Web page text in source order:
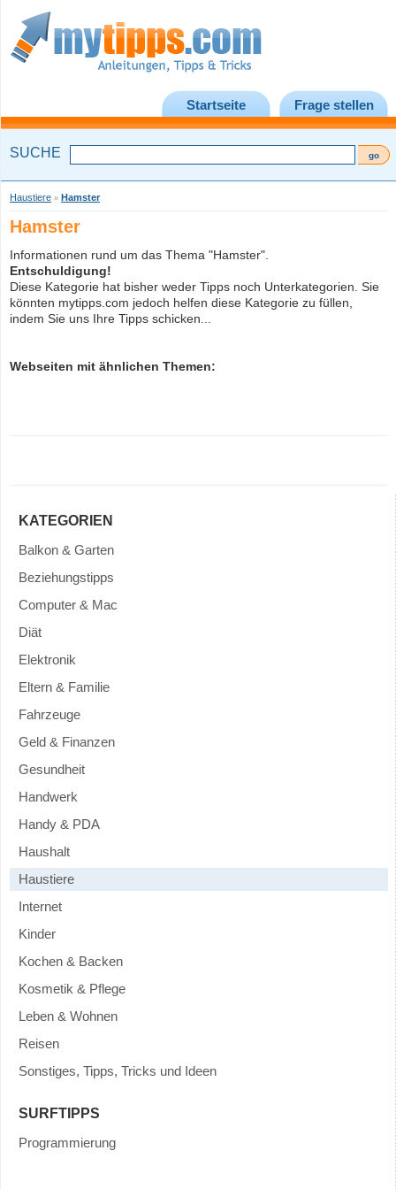
Startseite Frage stellen
SUCHE
Haustiere » Hamster
Hamster
Informationen rund um das Thema "Hamster".
Entschuldigung!
Diese Kategorie hat bisher weder Tipps noch Unterkategorien. Sie
könnten mytipps.com jedoch helfen diese Kategorie zu füllen,
indem Sie uns Ihre Tipps schicken...
Webseiten mit ähnlichen Themen:
KATEGORIEN
Balkon & Garten
Beziehungstipps
Computer & Mac
Diät
Elektronik
Eltern & Familie
Fahrzeuge
Geld & Finanzen
Gesundheit
Handwerk
Handy & PDA
Haushalt
Haustiere
Internet
Kinder
Kochen & Backen
Kosmetik & Pflege
Leben & Wohnen
Reisen
Sonstiges, Tipps, Tricks und Ideen
SURFTIPPS
Programmierung